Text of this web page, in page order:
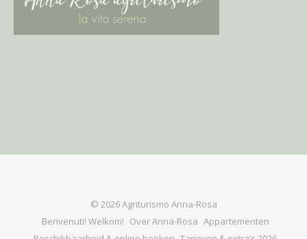
© 2026 Agriturismo Anna-Rosa
Benvenuti! Welkom! Over Anna-Rosa Appartementen